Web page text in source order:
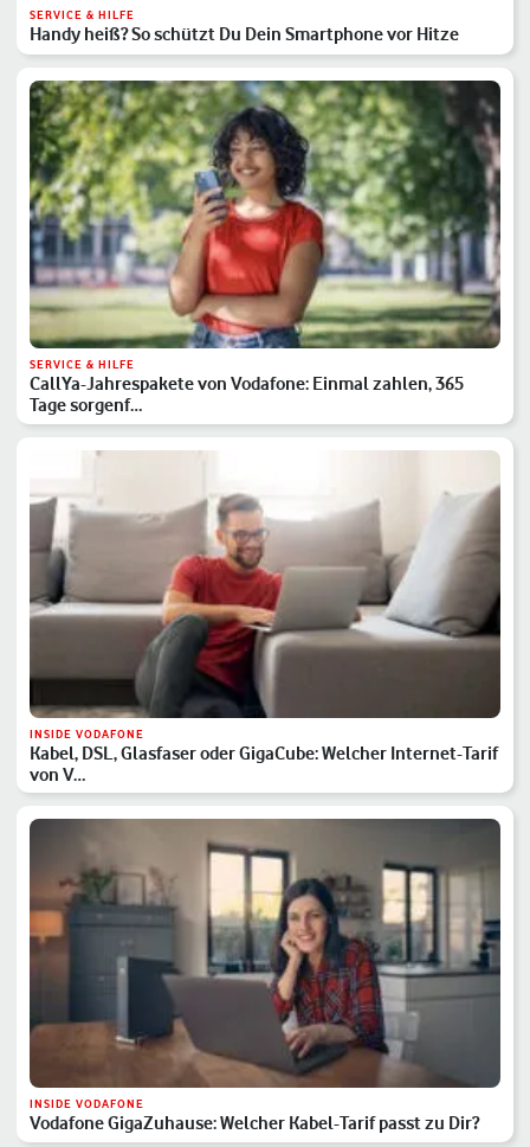
SERVICE & HILFE
Handy heiß? So schützt Du Dein Smartphone vor Hitze
SERVICE & HILFE
CallYa-Jahrespakete von Vodafone: Einmal zahlen, 365
Tage sorgenf…
INSIDE VODAFONE
Kabel, DSL, Glasfaser oder GigaCube: Welcher Internet-Tarif
von V…
INSIDE VODAFONE
Vodafone GigaZuhause: Welcher Kabel-Tarif passt zu Dir?